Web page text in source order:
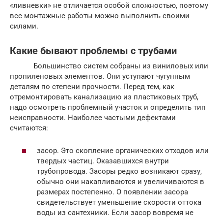
«ливневки» не отличается особой сложностью, поэтому
все монтажные работы можно выполнить своими
силами.
Какие бывают проблемы с трубами
Большинство систем собраны из виниловых или
пропиленовых элементов. Они уступают чугунным
деталям по степени прочности. Перед тем, как
отремонтировать канализацию из пластиковых труб,
надо осмотреть проблемный участок и определить тип
неисправности. Наиболее частыми дефектами
считаются:
засор. Это скопление органических отходов или
твердых частиц. Оказавшихся внутри
трубопровода. Засоры редко возникают сразу,
обычно они накапливаются и увеличиваются в
размерах постепенно. О появлении засора
свидетельствует уменьшение скорости оттока
воды из сантехники. Если засор вовремя не